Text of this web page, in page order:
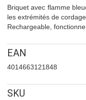
Briquet avec flamme
les extrémités de
Rechargeable,
EAN
4014663121848
SKU